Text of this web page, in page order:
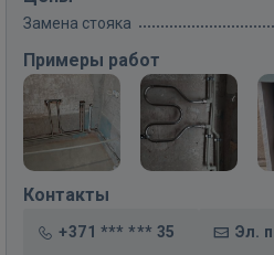
Замена стояка
Примеры работ
Контакты
+371 *** *** 35 Эл.